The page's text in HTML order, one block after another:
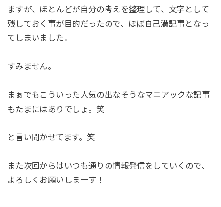
ますが、ほとんどが自分の考えを整理して、文字として
残しておく事が目的だったので、ほぼ自己満記事となっ
てしまいました。
すみません。
まぁでもこういった人気の出なそうなマニアックな記事
もたまにはありでしょ。笑
と言い聞かせてます。笑
また次回からはいつも通りの情報発信をしていくので、
よろしくお願いしまーす！